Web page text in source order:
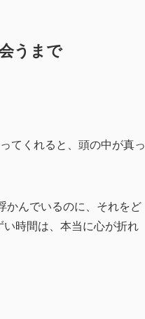
うまで
てくれると、頭の中が真っ
かんでいるのに、それをど
時間は、本当に心が折れ